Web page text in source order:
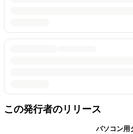
この発行者のリリース
パソコン用